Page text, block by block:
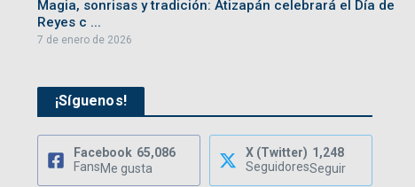
Magia, sonrisas y tradición: Atizapán celebrará el Día de
Reyes c ...
7 de enero de 2026
¡Síguenos!
Facebook 65,086
FansMe gusta
X (Twitter) 1,248
SeguidoresSeguir